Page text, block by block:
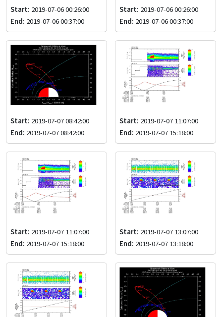
Start: 2019-07-06 00:26:00
End: 2019-07-06 00:37:00
Start: 2019-07-06 00:26:00
End: 2019-07-06 00:37:00
Start: 2019-07-07 08:42:00
End: 2019-07-07 08:42:00
Start: 2019-07-07 11:07:00
End: 2019-07-07 15:18:00
Start: 2019-07-07 11:07:00
End: 2019-07-07 15:18:00
Start: 2019-07-07 13:07:00
End: 2019-07-07 13:18:00